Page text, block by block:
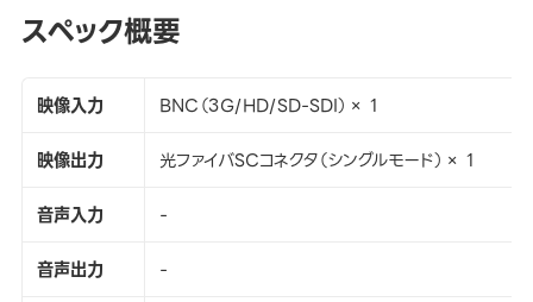
スペック概要
映像入力
BNC（3G/HD/SD-SDI）× 1
映像出力
光ファイバSCコネクタ（シングルモード）× 1
音声入力
-
音声出力
-